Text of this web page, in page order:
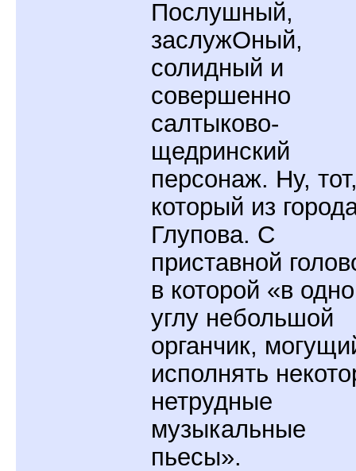
Послушный,
заслужОный,
солидный и
совершенно
салтыково-
щедринский
персонаж. Ну,
который из
Глупова. С
приставной
в которой «в
углу небольшой
органчик,
исполнять
нетрудные
музыкальные
пьесы».